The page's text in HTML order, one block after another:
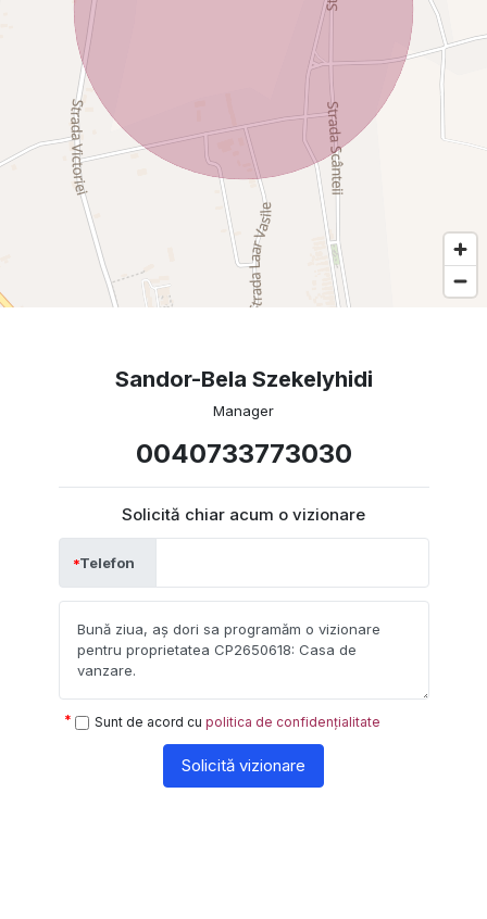
Sandor-Bela Szekelyhidi
Manager
0040733773030
Solicită chiar acum o vizionare
Telefon
Sunt de acord cu politica de confidențialitate
Solicită vizionare